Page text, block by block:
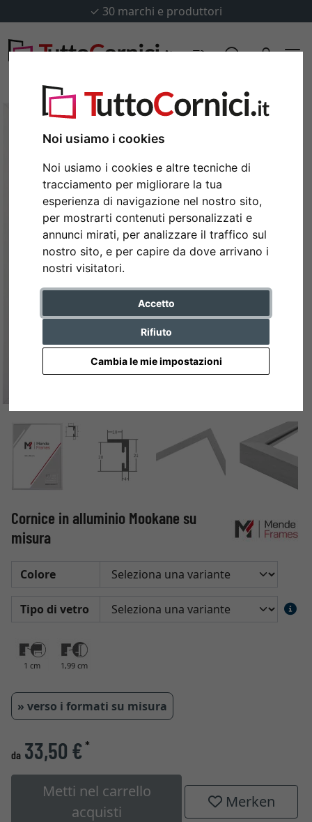
Noi usiamo i cookies
Noi usiamo i cookies e altre tecniche di
tracciamento per migliorare la tua
esperienza di navigazione nel nostro sito,
per mostrarti contenuti personalizzati e
annunci mirati, per analizzare il traffico sul
nostro sito, e per capire da dove arrivano i
nostri visitatori.
Accetto
Rifiuto
Cambia le mie impostazioni
✓ 30 marchi e produttori
Indietro
Cornice in alluminio Mookane su
misura
Colore
Tipo di vetro
1 cm 1,99 cm
» verso i formati su misura
da 33,50 €*
Metti nel carrello
acquisti
Merken